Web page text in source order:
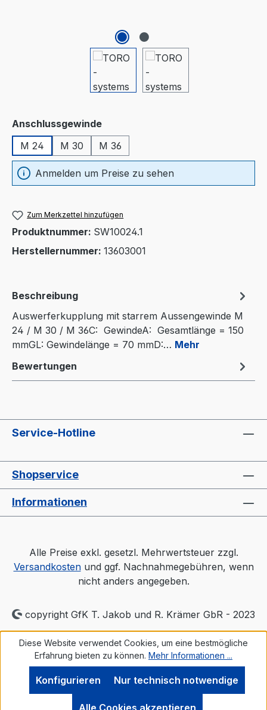
Anschlussgewindeauswählen
M 24
M 30 M 36
Anmelden um Preise zu sehen
Zum Merkzettel hinzufügen
Produktnummer: SW10024.1
Herstellernummer: 13603001
Beschreibung
Auswerferkupplung mit starrem Aussengewinde M
24 / M 30 / M 36C: GewindeA: Gesamtlänge = 150
mmGL: Gewindelänge = 70 mmD:… Mehr
Bewertungen
Service-Hotline
Shopservice
Informationen
Alle Preise exkl. gesetzl. Mehrwertsteuer zzgl.
Versandkostenund ggf. Nachnahmegebühren, wenn
nicht anders angegeben.
copyright GfK T. Jakob und R. Krämer GbR - 2023
Diese Website verwendet Cookies, um eine bestmögliche
Erfahrung bieten zu können. Mehr Informationen ...
Nur technisch notwendige
Konfigurieren
Alle Cookies akzeptieren